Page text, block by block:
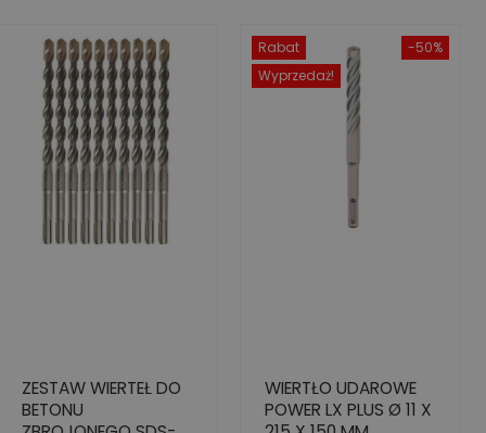
ZESTAW WIERTEŁ DO
BETONU
-50%
Rabat
Wyprzedaż!
WIERTŁO UDAROWE
POWER LX PLUS Ø 11 X